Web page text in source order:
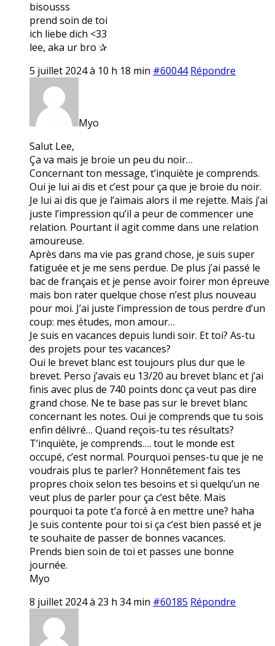
bisousss
prend soin de toi
ich liebe dich <33
lee, aka ur bro ✰
5 juillet 2024 à 10 h 18 min #60044 Répondre
Myo
Salut Lee,
Ça va mais je broie un peu du noir…
Concernant ton message, t’inquiète je comprends.
Oui je lui ai dis et c’est pour ça que je broie du noir.
Je lui ai dis que je l’aimais alors il me rejette. Mais j’ai
juste l’impression qu’il a peur de commencer une
relation. Pourtant il agit comme dans une relation
amoureuse.
Après dans ma vie pas grand chose, je suis super
fatiguée et je me sens perdue. De plus j’ai passé le
bac de français et je pense avoir foirer mon épreuve
mais bon rater quelque chose n’est plus nouveau
pour moi. J’ai juste l’impression de tous perdre d’un
coup: mes études, mon amour…
Je suis en vacances depuis lundi soir. Et toi? As-tu
des projets pour tes vacances?
Oui le brevet blanc est toujours plus dur que le
brevet. Perso j’avais eu 13/20 au brevet blanc et j’ai
finis avec plus de 740 points donc ça veut pas dire
grand chose. Ne te base pas sur le brevet blanc
concernant les notes. Oui je comprends que tu sois
enfin délivré… Quand reçois-tu tes résultats?
T’inquiète, je comprends…. tout le monde est
occupé, c’est normal. Pourquoi penses-tu que je ne
voudrais plus te parler? Honnêtement fais tes
propres choix selon tes besoins et si quelqu’un ne
veut plus de parler pour ça c’est bête. Mais
pourquoi ta pote t’a forcé à en mettre une? haha
Je suis contente pour toi si ça c’est bien passé et je
te souhaite de passer de bonnes vacances.
Prends bien soin de toi et passes une bonne
journée.
Myo
8 juillet 2024 à 23 h 34 min #60185 Répondre